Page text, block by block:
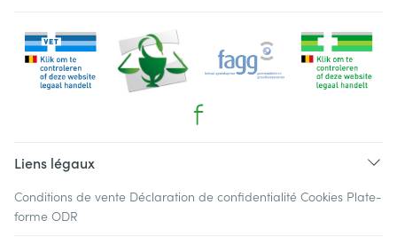
Liens légaux
Conditions de vente Déclaration de confidentialité Cookies Plate-
forme ODR